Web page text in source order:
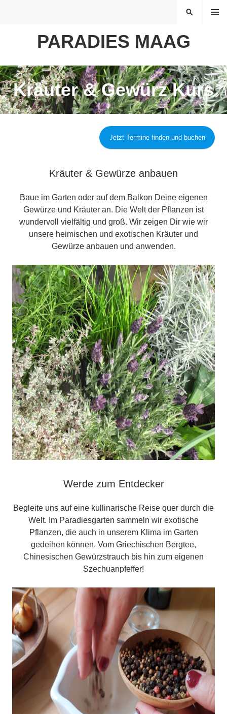
PARADIES MAAG
MENÜ
SUCHEN
Kräuter & Gewürz Kurs
Jetzt Termine finden und buchen
Kräuter & Gewürze anbauen
Baue im Garten oder auf dem Balkon Deine eigenen
Gewürze und Kräuter an. Die Welt der Pflanzen ist
wundervoll vielfältig und groß. Wir zeigen Dir wie wir
unsere heimischen und exotischen Kräuter und
Gewürze anbauen und anwenden.
Werde zum Entdecker
Begleite uns auf eine kullinarische Reise quer durch die
Welt. Im Paradiesgarten sammeln wir exotische
Pflanzen, die auch in unserem Klima im Garten
gedeihen können. Vom Griechischen Bergtee,
Chinesischen Gewürzstrauch bis hin zum eigenen
Szechuanpfeffer!